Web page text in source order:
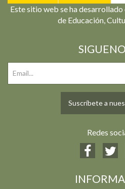
Este sitio web se ha
de Educación,
Suscríbete a
Redes